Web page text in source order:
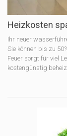
Heizkosten
Ihr neuer
Sie können bis zu
Feuer sorgt für viel
kostengünstig